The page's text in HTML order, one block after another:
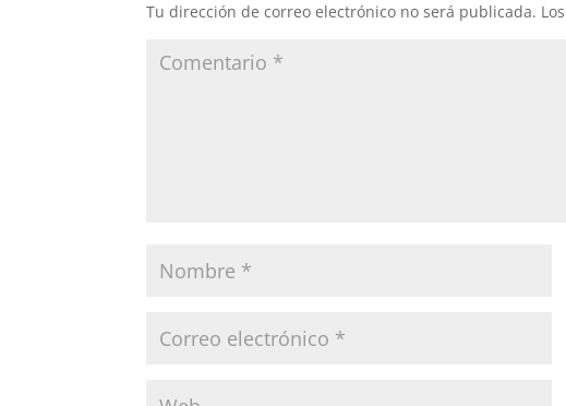
Tu dirección de correo electrónico no será publicada.